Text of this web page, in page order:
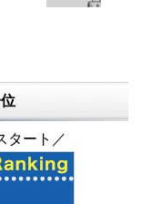
タート／